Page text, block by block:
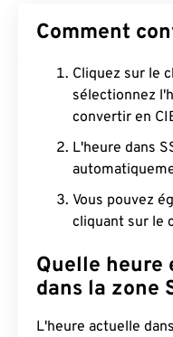
Comment
Cliquez sur le
sélectionnez
convertir en
L'heure dans
Vous pouvez
cliquant sur le
Quelle
dans la zone
L'heure actuelle